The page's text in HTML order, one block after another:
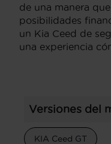
de una manera
posibilidades
un Kia Ceed de
una experiencia
Versiones del
KIA Ceed GT